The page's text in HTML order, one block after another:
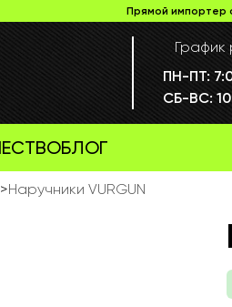
Прямой импортер
График
ПН-ПТ:
СБ-ВС:
БЛОГ
>Наручники VURGUN